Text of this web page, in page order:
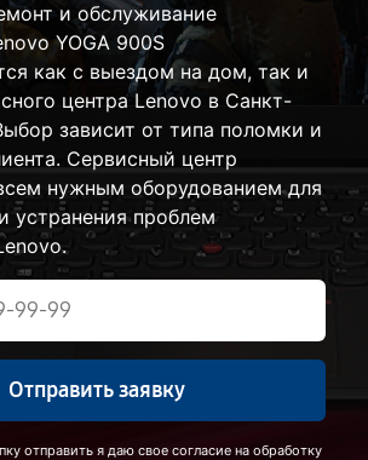
и обслуживание
YOGA 900S
как с выездом на дом, так и
центра Lenovo в Санкт-
зависит от типа поломки и
Сервисный центр
нужным оборудованием для
устранения проблем
Отправить заявку
отправить я даю свое согласие на обработку